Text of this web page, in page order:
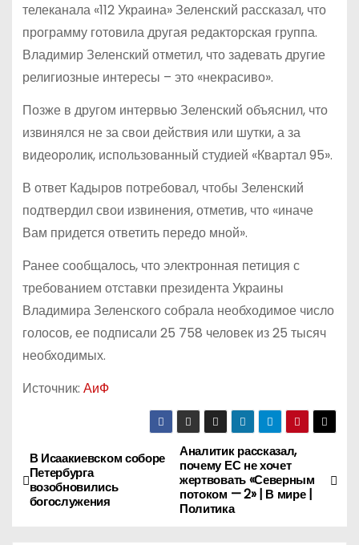
телеканала «112 Украина» Зеленский рассказал, что
программу готовила другая редакторская группа.
Владимир Зеленский отметил, что задевать другие
религиозные интересы – это «некрасиво».
Позже в другом интервью Зеленский объяснил, что
извинялся не за свои действия или шутки, а за
видеоролик, использованный студией «Квартал 95».
В ответ Кадыров потребовал, чтобы Зеленский
подтвердил свои извинения, отметив, что «иначе
Вам придется ответить передо мной».
Ранее сообщалось, что электронная петиция с
требованием отставки президента Украины
Владимира Зеленского собрала необходимое число
голосов, ее подписали 25 758 человек из 25 тысяч
необходимых.
Источник: АиФ
Н
а
Аналитик рассказал,
почему ЕС не хочет
жертвовать «Северным
потоком — 2» | В мире |
Политика
В Исаакиевском соборе
Петербурга
возобновились
богослужения